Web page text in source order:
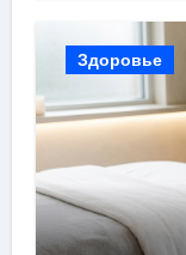
Здоровье